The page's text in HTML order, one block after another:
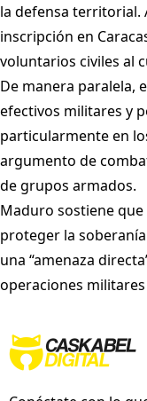
la defensa territorial.
inscripción en
voluntarios civiles al
De manera paralela,
efectivos militares y
particularmente en
argumento de
de grupos armados.
Maduro sostiene
proteger la
una “amenaza
operaciones